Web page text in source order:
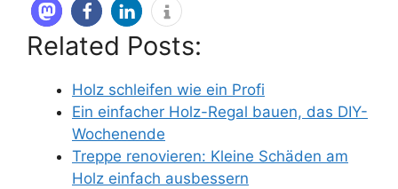
Related Posts:
Holz schleifen wie ein Profi
Ein einfacher Holz-Regal bauen, das DIY-
Wochenende
Treppe renovieren: Kleine Schäden am
Holz einfach ausbessern